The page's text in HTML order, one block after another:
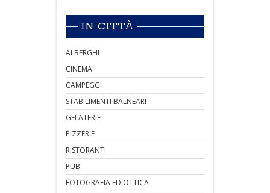
IN CITTÀ
ALBERGHI
CINEMA
CAMPEGGI
STABILIMENTI BALNEARI
GELATERIE
PIZZERIE
RISTORANTI
PUB
FOTOGRAFIA ED OTTICA